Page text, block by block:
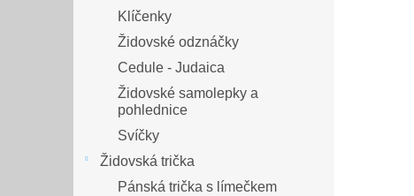
Klíčenky
Židovské odznáčky
Cedule - Judaica
Židovské samolepky a
pohlednice
Svíčky
Židovská trička
Pánská trička s límečkem